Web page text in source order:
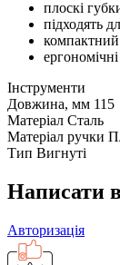
плоскі
підходять
Інструменти
Довжина, мм 115
Матеріал Сталь
Матеріал ручки
Тип Вигнуті
Написати
Авторизація